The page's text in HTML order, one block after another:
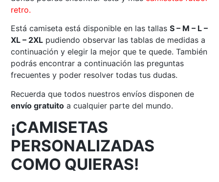
retro.
Está camiseta está disponible en las tallasS – M – L –
XL – 2XL pudiendo observar las tablas de medidas a
continuación y elegir la mejor que te quede. También
podrás encontrar a continuación las preguntas
frecuentes y poder resolver todas tus dudas.
Recuerda que todos nuestros envíos disponen de
envío gratuito a cualquier parte del mundo.
¡CAMISETAS
PERSONALIZADAS
COMO QUIERAS!